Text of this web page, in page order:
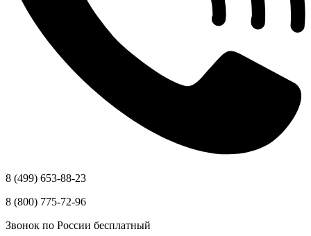
8 (499) 653-88-23
8 (800) 775-72-96
Звонок по России бесплатный